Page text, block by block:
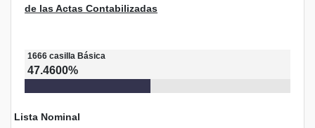
de las Actas Contabilizadas
1666 casilla Básica
47.4600%
Lista Nominal